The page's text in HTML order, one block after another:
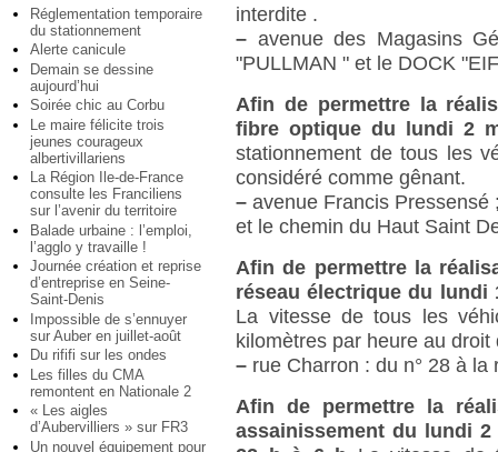
Réglementation temporaire
du stationnement
Alerte canicule
Demain se dessine
aujourd’hui
Soirée chic au Corbu
Le maire félicite trois
jeunes courageux
albertivillariens
La Région Ile-de-France
consulte les Franciliens
sur l’avenir du territoire
Balade urbaine : l’emploi,
l’agglo y travaille !
Journée création et reprise
d’entreprise en Seine-
Saint-Denis
Impossible de s’ennuyer
sur Auber en juillet-août
Du rififi sur les ondes
Les filles du CMA
remontent en Nationale 2
« Les aigles
d’Aubervilliers » sur FR3
Un nouvel équipement pour
interdite .
– avenue des Magasins
"PULLMAN " et le DOCK
Afin de permettre la
fibre optique du lundi 2
stationnement de tous les
considéré comme gênant.
– avenue Francis
et le chemin du Haut Saint
Afin de permettre la
réseau électrique du lundi
La vitesse de tous les
kilomètres par heure au droit
– rue Charron : du n° 28 à la
Afin de permettre la
assainissement du lundi